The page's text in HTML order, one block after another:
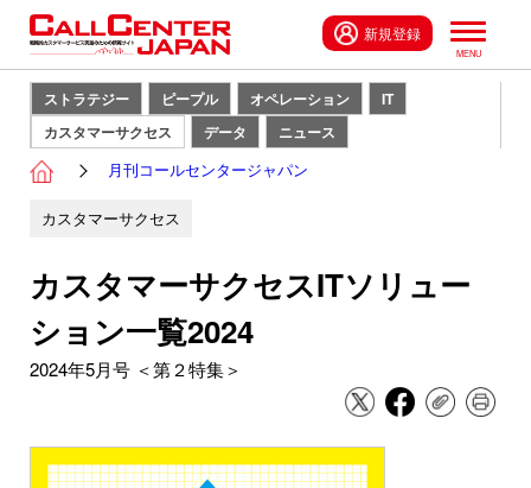
新規登録
ストラテジー ピープル オペレーション
IT
カスタマーサクセス
データ ニュース
月刊コールセンタージャパン
カスタマーサクセス
カスタマーサクセスITソリュー
ション一覧2024
2024年5月号 ＜第２特集＞